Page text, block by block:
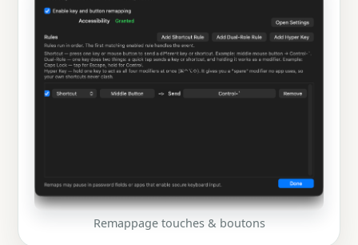
Remappage touches & boutons